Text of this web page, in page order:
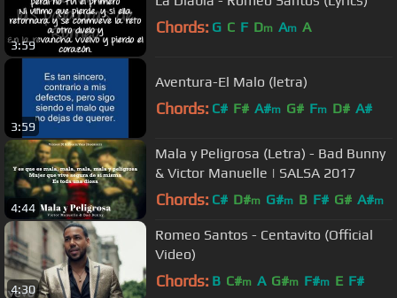
3:59
Chords: G C F Dm Am A
3:59
Aventura-El Malo (letra)
Chords: C# F# A#m G# Fm D# A#
4:44
Mala y Peligrosa (Letra) - Bad Bunny
& Victor Manuelle | SALSA 2017
Chords: C# D#m G#m B F# G# A#m
4:30
Romeo Santos - Centavito (Official
Video)
Chords: B C#m A G#m F#m E F#